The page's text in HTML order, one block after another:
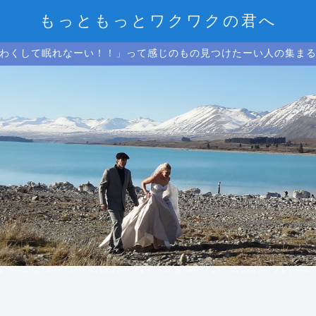
もっともっとワクワクの君へ
くして眠れなーい！！」って感じのもの見つけたーい人の集ま